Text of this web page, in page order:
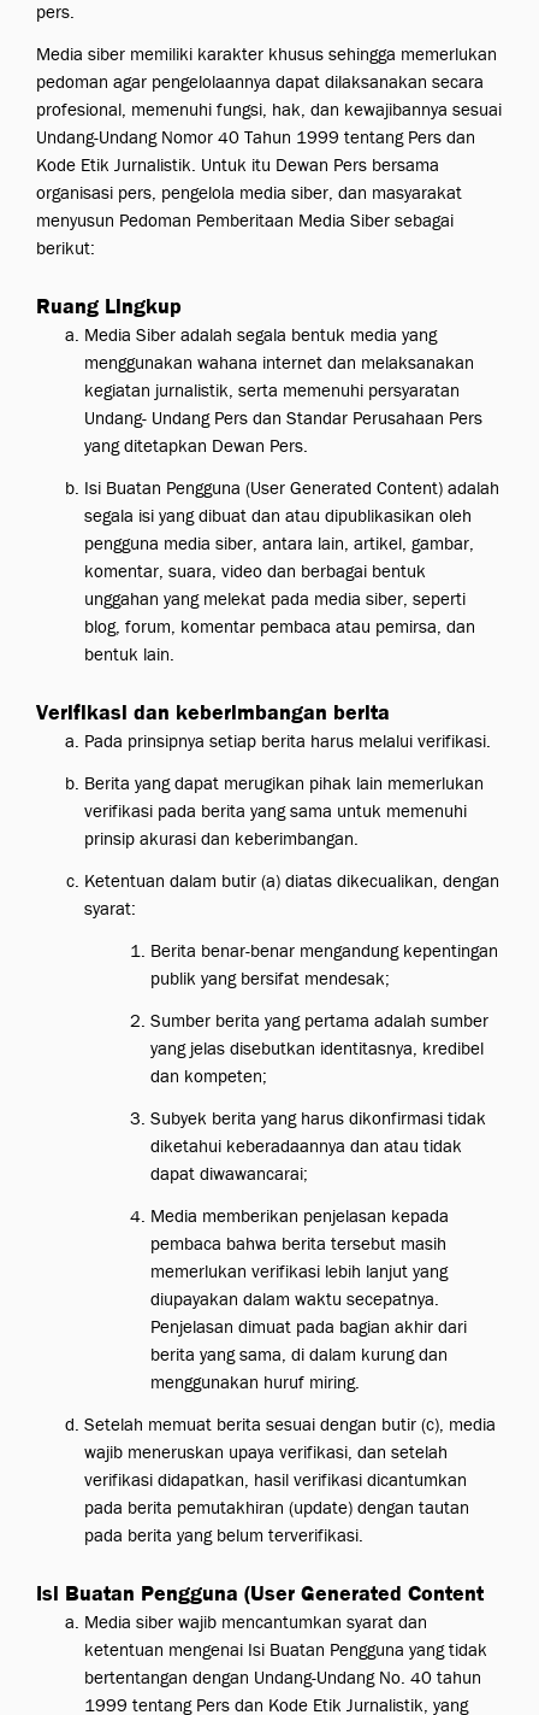
pers.
Media siber memiliki karakter khusus sehingga memerlukan
pedoman agar pengelolaannya dapat dilaksanakan secara
profesional, memenuhi fungsi, hak, dan kewajibannya sesuai
Undang-Undang Nomor 40 Tahun 1999 tentang Pers dan
Kode Etik Jurnalistik. Untuk itu Dewan Pers bersama
organisasi pers, pengelola media siber, dan masyarakat
menyusun Pedoman Pemberitaan Media Siber sebagai
berikut:
Ruang Lingkup
Media Siber adalah segala bentuk media yang
menggunakan wahana internet dan melaksanakan
kegiatan jurnalistik, serta memenuhi persyaratan
Undang- Undang Pers dan Standar Perusahaan Pers
yang ditetapkan Dewan Pers.
Isi Buatan Pengguna (User Generated Content) adalah
segala isi yang dibuat dan atau dipublikasikan oleh
pengguna media siber, antara lain, artikel, gambar,
komentar, suara, video dan berbagai bentuk
unggahan yang melekat pada media siber, seperti
blog, forum, komentar pembaca atau pemirsa, dan
bentuk lain.
Verifikasi dan keberimbangan berita
Pada prinsipnya setiap berita harus melalui verifikasi.
Berita yang dapat merugikan pihak lain memerlukan
verifikasi pada berita yang sama untuk memenuhi
prinsip akurasi dan keberimbangan.
Ketentuan dalam butir (a) diatas dikecualikan, dengan
syarat:
Berita benar-benar mengandung kepentingan
publik yang bersifat mendesak;
Sumber berita yang pertama adalah sumber
yang jelas disebutkan identitasnya, kredibel
dan kompeten;
Subyek berita yang harus dikonfirmasi tidak
diketahui keberadaannya dan atau tidak
dapat diwawancarai;
Media memberikan penjelasan kepada
pembaca bahwa berita tersebut masih
memerlukan verifikasi lebih lanjut yang
diupayakan dalam waktu secepatnya.
Penjelasan dimuat pada bagian akhir dari
berita yang sama, di dalam kurung dan
menggunakan huruf miring.
Setelah memuat berita sesuai dengan butir (c), media
wajib meneruskan upaya verifikasi, dan setelah
verifikasi didapatkan, hasil verifikasi dicantumkan
pada berita pemutakhiran (update) dengan tautan
pada berita yang belum terverifikasi.
Isi Buatan Pengguna (User Generated Content
Media siber wajib mencantumkan syarat dan
ketentuan mengenai Isi Buatan Pengguna yang tidak
bertentangan dengan Undang-Undang No. 40 tahun
1999 tentang Pers dan Kode Etik Jurnalistik, yang